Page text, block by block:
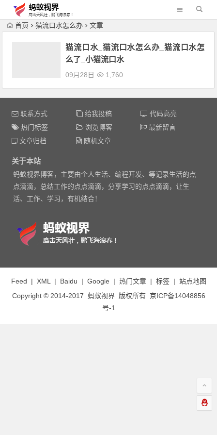
首页 猫流口水怎么办 文章
猫流口水_猫流口水怎么办_猫流口水怎
么了_小猫流口水
09月28日 1,760
联系方式 给我投稿
代码高亮
热门标签
浏览博客
最新留言
文章归档
随机文章
关于本站
蚂蚁视界博客，主要由个人生活、编程开发、等记录生活的点
点滴滴，总结工作的点点滴滴，分享学习的点点滴滴，让生
活、工作、学习，有机结合！
Feed | XML | Baidu | Google | 热门文章| 标签| 站点地图
Copyright © 2014-2017 蚂蚁视界版权所有 京ICP备14048856
号-1